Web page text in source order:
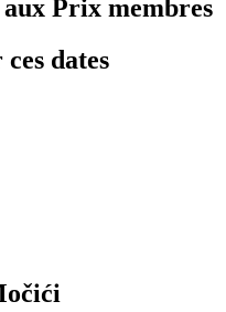
Prix membres
dates